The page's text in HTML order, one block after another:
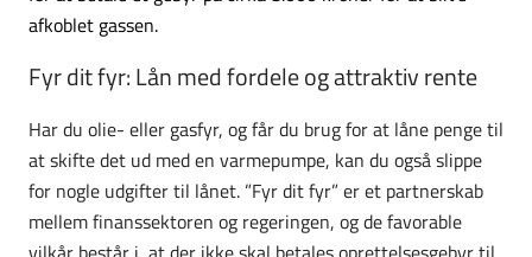
afkoblet gassen.
Fyr dit fyr: Lån med fordele og attraktiv rente
Har du olie- eller gasfyr, og får du brug for at låne penge til
at skifte det ud med en varmepumpe, kan du også slippe
for nogle udgifter til lånet. ”Fyr dit fyr” er et partnerskab
mellem finanssektoren og regeringen, og de favorable